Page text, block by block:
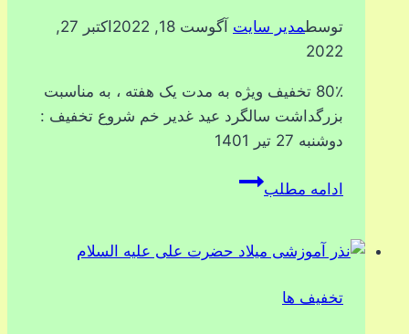
توسطمدیر سایت آگوست 18, 2022
اکتبر 27,
2022
80٪ تخفیف ویژه به مدت یک هفته ، به مناسبت
بزرگداشت سالگرد عید غدیر خم شروع تخفیف :
دوشنبه 27 تیر 1401
ادامه مطلبجشنواره
غدیر
تخفیف ها